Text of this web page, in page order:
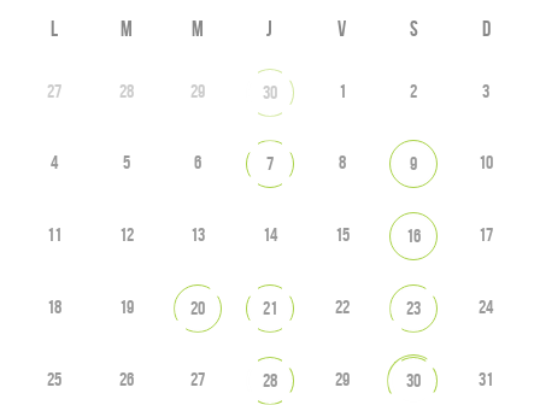
L M M J V S D
27 28 29 30 1 2 3
4 5 6 7 8 9 10
11 12 13 14 15 16 17
18 19 20 21 22 23 24
25 26 27 28 29 30 31